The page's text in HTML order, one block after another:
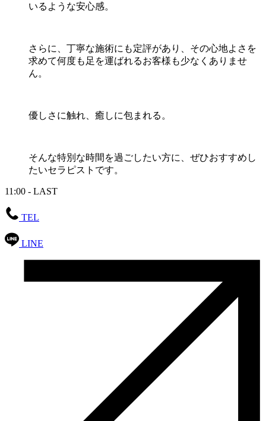
いるような安心感。
さらに、丁寧な施術にも定評があり、その心地よさを
求めて何度も足を運ばれるお客様も少なくありませ
ん。
優しさに触れ、癒しに包まれる。
そんな特別な時間を過ごしたい方に、ぜひおすすめし
たいセラピストです。
11:00 - LAST
TEL
LINE